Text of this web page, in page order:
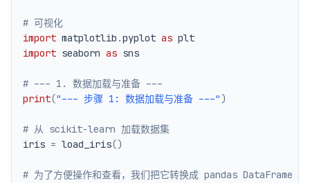
# 可视化
import matplotlib .pyplot as
import seaborn as
# --- 1. 数据加载与准备 ---
print("--- 步骤 1: 数据加载与准备 ---" )
# 从 scikit-learn 加载数据集
iris = load_iris()
# 为了方便操作和查看，我们把它转换成 pandas DataFrame